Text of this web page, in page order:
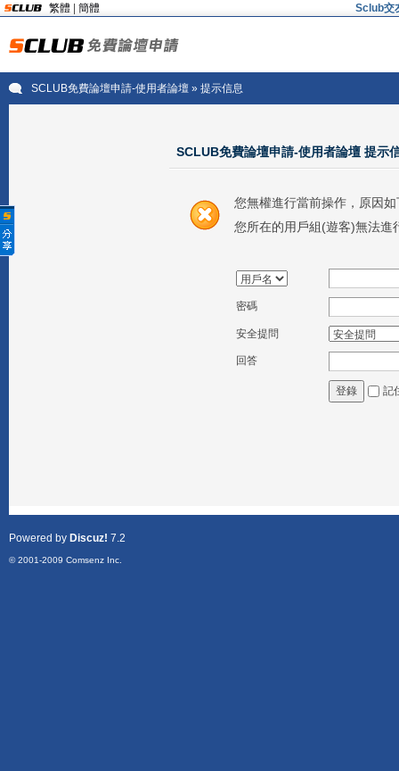
繁體 簡體 Sclub交
SCLUB免費論壇申請-使用者論壇» 提示信息
SCLUB免費論壇申請-使用者論壇 提示
您無權進行當前操作，原因如
您所在的用戶組(遊客)無法進
密碼
安全提問
回答
登錄 記
Powered by Discuz! 7.2
© 2001-2009 Comsenz Inc.